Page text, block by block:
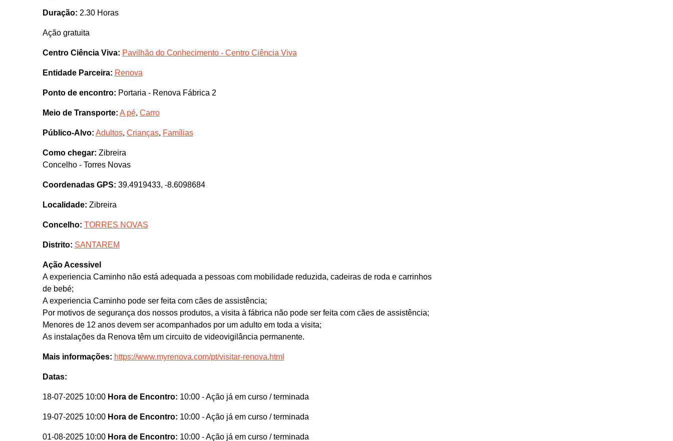
Duração: 2.30 Horas
Ação gratuita
Centro Ciência Viva: Pavilhão do Conhecimento - Centro Ciência Viva
Entidade Parceira: Renova
Ponto de encontro: Portaria - Renova Fábrica 2
Meio de Transporte: A pé, Carro
Público-Alvo: Adultos, Crianças, Famílias
Como chegar: Zibreira
Concelho - Torres Novas
Coordenadas GPS: 39.4919433, -8.6098684
Localidade: Zibreira
Concelho: TORRES NOVAS
Distrito: SANTAREM
Ação Acessivel
A experiencia Caminho não está adequada a pessoas com mobilidade reduzida, cadeiras de roda e carrinhos
de bebé;
A experiencia Caminho pode ser feita com cães de assistência;
Por motivos de segurança dos nossos produtos, a visita à fábrica não pode ser feita com cães de assistência;
Menores de 12 anos devem ser acompanhados por um adulto em toda a visita;
As instalações da Renova têm um circuito de videovigilância permanente.
Mais informações: https://www.myrenova.com/pt/visitar-renova.html
Datas:
18-07-2025 10:00 Hora de Encontro: 10:00 - Ação já em curso / terminada
19-07-2025 10:00 Hora de Encontro: 10:00 - Ação já em curso / terminada
01-08-2025 10:00 Hora de Encontro: 10:00 - Ação já em curso / terminada